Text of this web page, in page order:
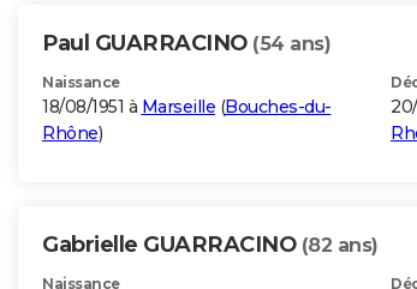
Paul GUARRACINO (54 ans)
Naissance
18/08/1951 à Marseille (Bouches-du-
Rhône)
Gabrielle GUARRACINO (82 ans)
Naissance